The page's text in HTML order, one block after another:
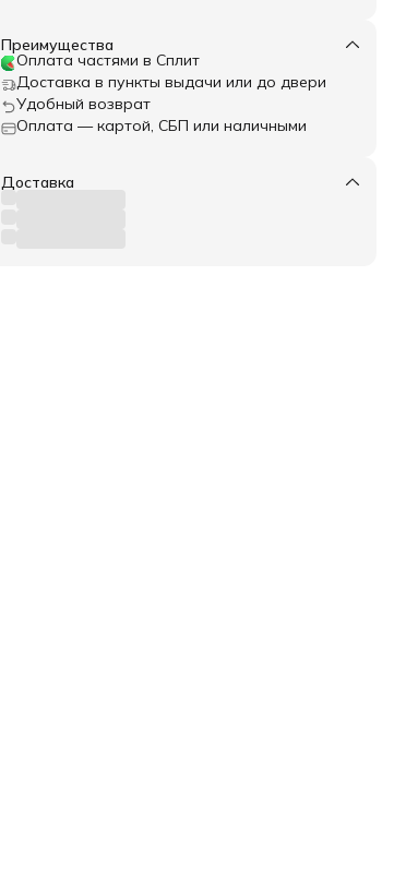
Преимущества
Оплата частями в Сплит
Доставка в пункты выдачи или до двери
Удобный возврат
Оплата — картой, СБП или наличными
Доставка